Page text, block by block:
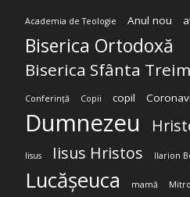
Academia de Teologie Anul nou
Biserica Ortodoxă
Biserica Sfânta
Conferință Copii copil
Dumnezeu
Iisus Iisus Hristos Ilarion
Lucășeuca mamă